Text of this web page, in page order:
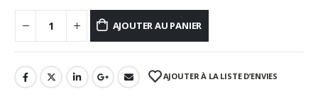
AJOUTER AU PANIER
AJOUTER À LA LISTE D’ENVIES